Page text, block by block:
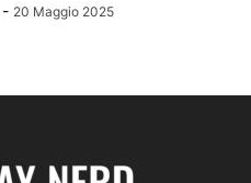
- 20 Maggio 2025